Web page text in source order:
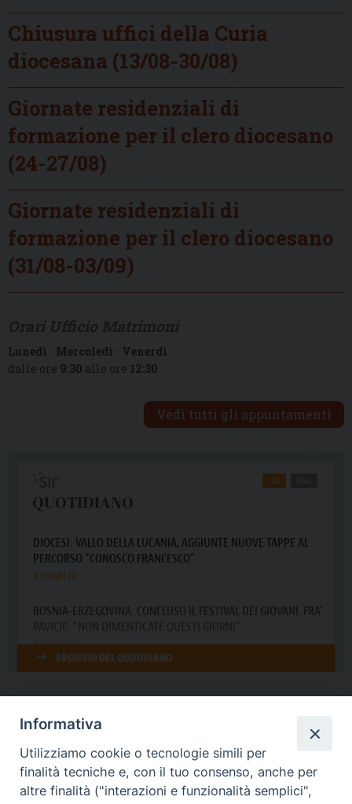
Chiusura uffici della Curia
diocesana (13/08-30/08)
Giornate residenziali di
formazione per il clero diocesano
(24-27/08)
Giornate residenziali di
formazione per il clero diocesano
(31/08-03/09)
Lunedì - Mercoledì - Venerdì
dalle ore 9:30 alle ore 12:30
Vedi tutti gli appuntamenti
DIOCESI SUBURBICARIA DI ALBANO
Contatti:Tel.: 06.93268401 - Fax.: 06.9323844
E-mail:curia@diocesidialbano.it
Informativa
Utilizziamo cookie o tecnologie simili per
finalità tecniche e, con il tuo consenso, anche per
altre finalità ("interazioni e funzionalità semplici",